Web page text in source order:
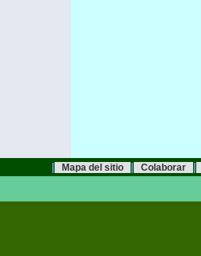
| Mapa del sitio | Colaborar |